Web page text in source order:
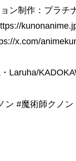
ン制作：プラチ
x.com/
Laruha/
ン #魔術師クノ